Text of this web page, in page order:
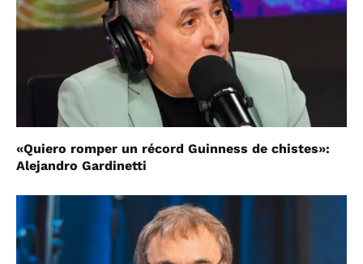
«Quiero romper un récord Guinness de chistes»:
Alejandro Gardinetti